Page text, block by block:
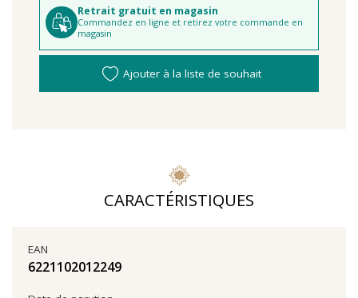
Retrait gratuit en magasin
Commandez en ligne et retirez votre commande en
magasin
Ajouter à la liste de souhait
CARACTÉRISTIQUES
EAN
6221102012249